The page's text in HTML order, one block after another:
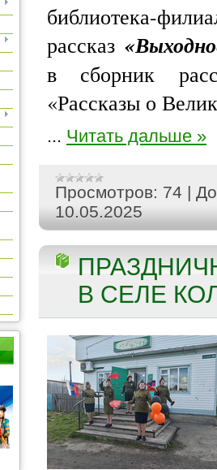
библиотека-
рассказ
в сборник
«Рассказы о
... Читать дальше »
Просмотров: 74 |
10.05.2025
В СЕЛЕ